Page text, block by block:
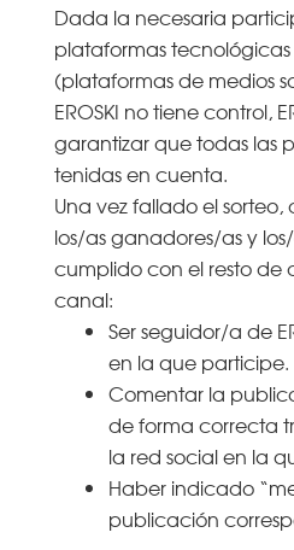
Dada la necesaria
plataformas
(plataformas de medios
EROSKI no tiene control,
garantizar que todas las
tenidas en cuenta.
Una vez fallado el
los/as ganadores/as y
cumplido con el resto de
canal:
Ser seguidor/a de
en la que participe.
Comentar la
de forma correcta
la red social en la
Haber indicado
publicación